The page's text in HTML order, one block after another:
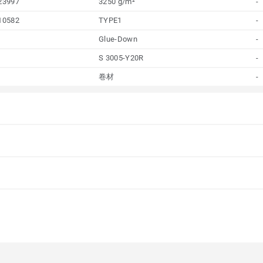
TYPE1 -
Glue-Down -
S 3005-Y20R -
卷材 -